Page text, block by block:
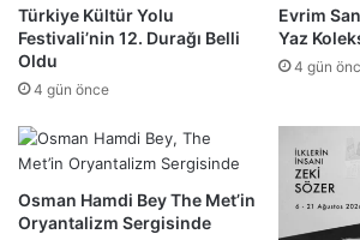
Türkiye Kültür Yolu
Festivali’nin 12. Durağı Belli
Oldu
4 gün önce
Evrim
Yaz
4 gün
Osman Hamdi Bey The Met’in
Oryantalizm Sergisinde